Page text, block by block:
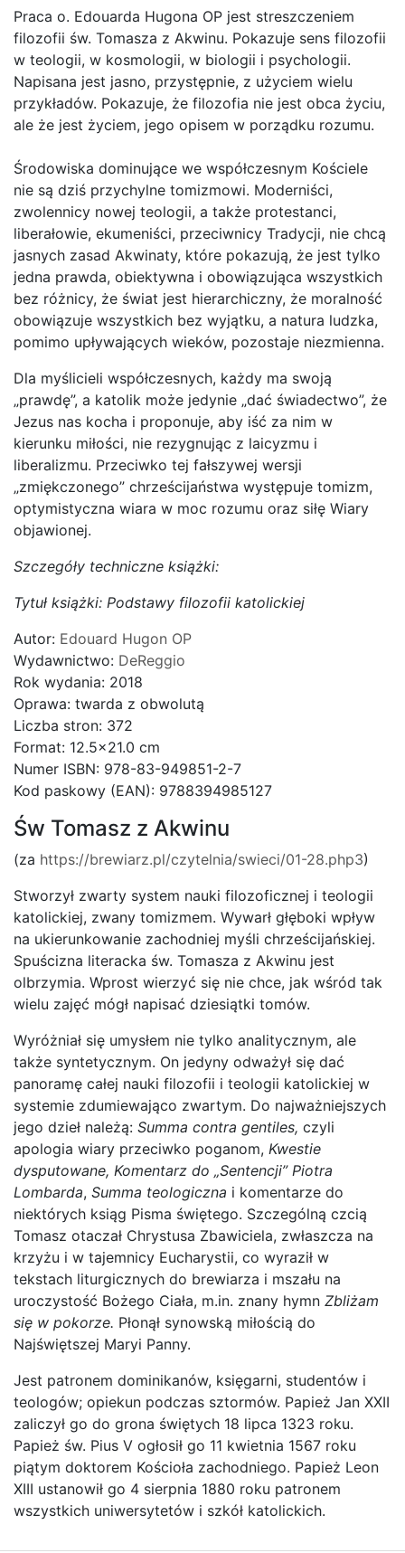
Praca o. Edouarda Hugona OP jest streszczeniem
filozofii św. Tomasza z Akwinu. Pokazuje sens filozofii
w teologii, w kosmologii, w biologii i psychologii.
Napisana jest jasno, przystępnie, z użyciem wielu
przykładów. Pokazuje, że filozofia nie jest obca życiu,
ale że jest życiem, jego opisem w porządku rozumu.
Środowiska dominujące we współczesnym Kościele
nie są dziś przychylne tomizmowi. Moderniści,
zwolennicy nowej teologii, a także protestanci,
liberałowie, ekumeniści, przeciwnicy Tradycji, nie chcą
jasnych zasad Akwinaty, które pokazują, że jest tylko
jedna prawda, obiektywna i obowiązująca wszystkich
bez różnicy, że świat jest hierarchiczny, że moralność
obowiązuje wszystkich bez wyjątku, a natura ludzka,
pomimo upływających wieków, pozostaje niezmienna.
Dla myślicieli współczesnych, każdy ma swoją
„prawdę”, a katolik może jedynie „dać świadectwo”, że
Jezus nas kocha i proponuje, aby iść za nim w
kierunku miłości, nie rezygnując z laicyzmu i
liberalizmu. Przeciwko tej fałszywej wersji
„zmiękczonego” chrześcijaństwa występuje tomizm,
optymistyczna wiara w moc rozumu oraz siłę Wiary
objawionej.
Szczegóły techniczne książki:
Tytuł książki: Podstawy filozofii katolickiej
Autor: Edouard Hugon OP
Wydawnictwo: DeReggio
Rok wydania: 2018
Oprawa: twarda z obwolutą
Liczba stron: 372
Format: 12.5×21.0 cm
Numer ISBN: 978-83-949851-2-7
Kod paskowy (EAN): 9788394985127
Św Tomasz z Akwinu
(za https://brewiarz.pl/czytelnia/swieci/01-28.php3)
Stworzył zwarty system nauki filozoficznej i teologii
katolickiej, zwany tomizmem. Wywarł głęboki wpływ
na ukierunkowanie zachodniej myśli chrześcijańskiej.
Spuścizna literacka św. Tomasza z Akwinu jest
olbrzymia. Wprost wierzyć się nie chce, jak wśród tak
wielu zajęć mógł napisać dziesiątki tomów.
Wyróżniał się umysłem nie tylko analitycznym, ale
także syntetycznym. On jedyny odważył się dać
panoramę całej nauki filozofii i teologii katolickiej w
systemie zdumiewająco zwartym. Do najważniejszych
jego dzieł należą: Summa contra gentiles, czyli
apologia wiary przeciwko poganom, Kwestie
dysputowane, Komentarz do „Sentencji” Piotra
Lombarda, Summa teologiczna i komentarze do
niektórych ksiąg Pisma świętego. Szczególną czcią
Tomasz otaczał Chrystusa Zbawiciela, zwłaszcza na
krzyżu i w tajemnicy Eucharystii, co wyraził w
tekstach liturgicznych do brewiarza i mszału na
uroczystość Bożego Ciała, m.in. znany hymn Zbliżam
się w pokorze. Płonął synowską miłością do
Najświętszej Maryi Panny.
Jest patronem dominikanów, księgarni, studentów i
teologów; opiekun podczas sztormów. Papież Jan XXII
zaliczył go do grona świętych 18 lipca 1323 roku.
Papież św. Pius V ogłosił go 11 kwietnia 1567 roku
piątym doktorem Kościoła zachodniego. Papież Leon
XIII ustanowił go 4 sierpnia 1880 roku patronem
wszystkich uniwersytetów i szkół katolickich.